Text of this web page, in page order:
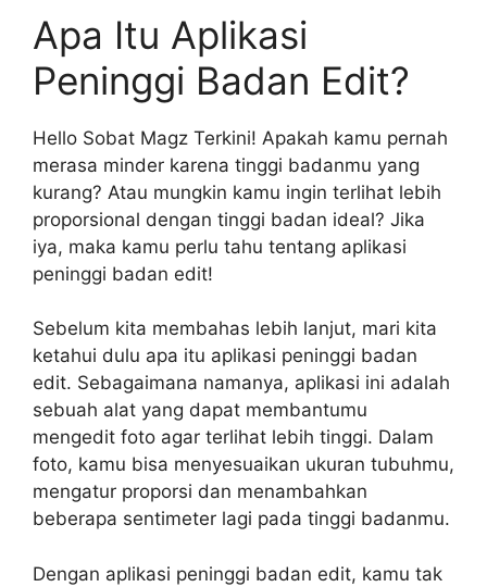
Apa Itu Aplikasi
Peninggi Badan Edit?
Hello Sobat Magz Terkini! Apakah kamu pernah
merasa minder karena tinggi badanmu yang
kurang? Atau mungkin kamu ingin terlihat lebih
proporsional dengan tinggi badan ideal? Jika
iya, maka kamu perlu tahu tentang aplikasi
peninggi badan edit!
Sebelum kita membahas lebih lanjut, mari kita
ketahui dulu apa itu aplikasi peninggi badan
edit. Sebagaimana namanya, aplikasi ini adalah
sebuah alat yang dapat membantumu
mengedit foto agar terlihat lebih tinggi. Dalam
foto, kamu bisa menyesuaikan ukuran tubuhmu,
mengatur proporsi dan menambahkan
beberapa sentimeter lagi pada tinggi badanmu.
Dengan aplikasi peninggi badan edit, kamu tak